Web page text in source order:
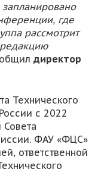
где
рассмотрит
директор
Технического
с 2022
ФАУ «ФЦС»
ответственной